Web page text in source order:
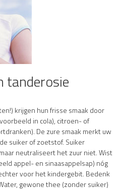
tanderosie
krijgen hun frisse smaak door
in cola), citroen- of
De zure smaak merkt uw
suiker of zoetstof. Suiker
neutraliseert het zuur niet. Wist
appel- en sinaasappelsap) nóg
voor het kindergebit. Bedenk
gewone thee (zonder suiker)